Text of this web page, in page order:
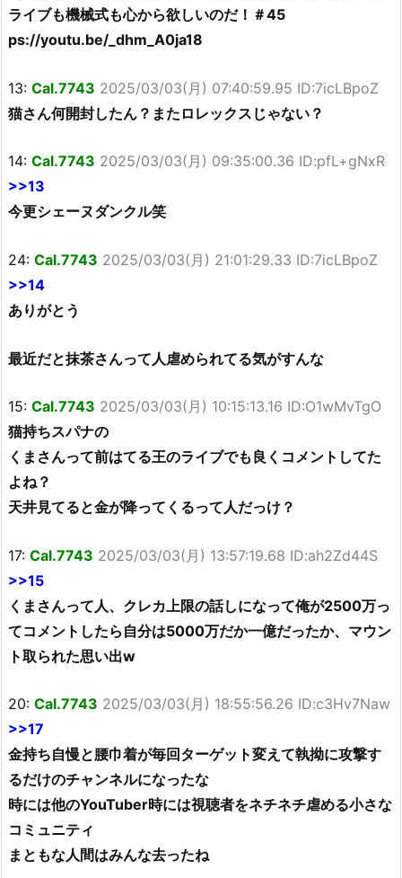
ライブも機械式も心から欲しいのだ！＃45
ps://youtu.be/_dhm_A0ja18
13: Cal.7743 2025/03/03(月) 07:40:59.95 ID:7icLBpoZ
猫さん何開封したん？またロレックスじゃない？
14: Cal.7743 2025/03/03(月) 09:35:00.36 ID:pfL+gNxR
>>13
今更シェーヌダンクル笑
24: Cal.7743 2025/03/03(月) 21:01:29.33 ID:7icLBpoZ
>>14
ありがとう
最近だと抹茶さんって人虐められてる気がすんな
15: Cal.7743 2025/03/03(月) 10:15:13.16 ID:O1wMvTgO
猫持ちスパナの
くまさんって前はてる王のライブでも良くコメントしてた
よね？
天井見てると金が降ってくるって人だっけ？
17: Cal.7743 2025/03/03(月) 13:57:19.68 ID:ah2Zd44S
>>15
くまさんって人、クレカ上限の話しになって俺が2500万っ
てコメントしたら自分は5000万だか一億だったか、マウン
ト取られた思い出w
20: Cal.7743 2025/03/03(月) 18:55:56.26 ID:c3Hv7Naw
>>17
金持ち自慢と腰巾着が毎回ターゲット変えて執拗に攻撃す
るだけのチャンネルになったな
時には他のYouTuber時には視聴者をネチネチ虐める小さな
コミュニティ
まともな人間はみんな去ったね